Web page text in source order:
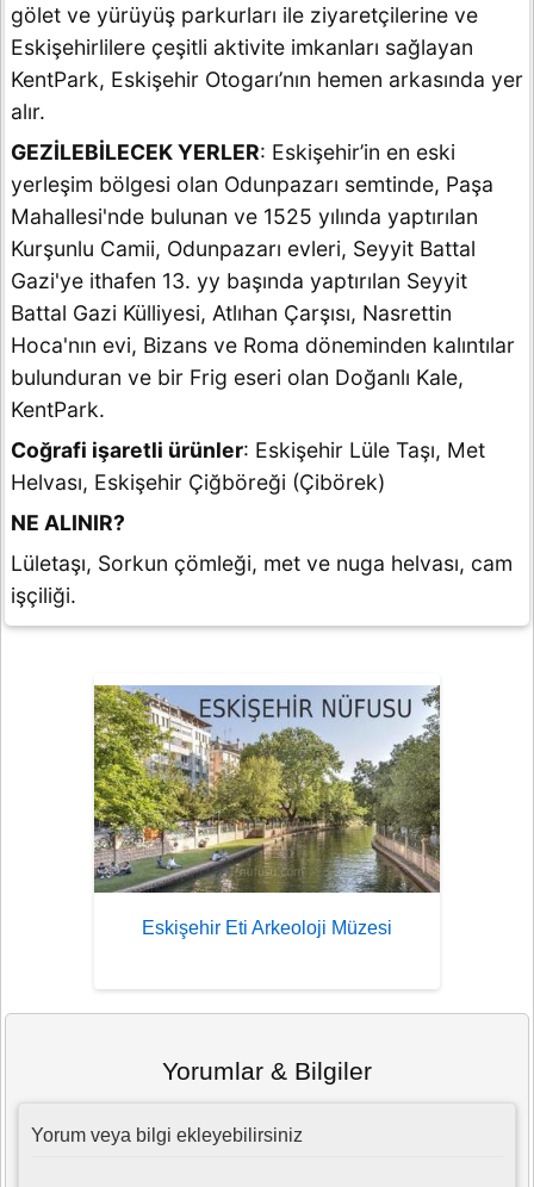
gölet ve yürüyüş parkurları ile ziyaretçilerine ve
Eskişehirlilere çeşitli aktivite imkanları sağlayan
KentPark, Eskişehir Otogarı’nın hemen arkasında yer
alır.
GEZİLEBİLECEK YERLER: Eskişehir’in en eski
yerleşim bölgesi olan Odunpazarı semtinde, Paşa
Mahallesi'nde bulunan ve 1525 yılında yaptırılan
Kurşunlu Camii, Odunpazarı evleri, Seyyit Battal
Gazi'ye ithafen 13. yy başında yaptırılan Seyyit
Battal Gazi Külliyesi, Atlıhan Çarşısı, Nasrettin
Hoca'nın evi, Bizans ve Roma döneminden kalıntılar
bulunduran ve bir Frig eseri olan Doğanlı Kale,
KentPark.
Coğrafi işaretli ürünler: Eskişehir Lüle Taşı, Met
Helvası, Eskişehir Çiğböreği (Çibörek)
NE ALINIR?
Lületaşı, Sorkun çömleği, met ve nuga helvası, cam
işçiliği.
Eskişehir Eti Arkeoloji Müzesi
Yorumlar & Bilgiler
Yorum veya bilgi ekleyebilirsiniz